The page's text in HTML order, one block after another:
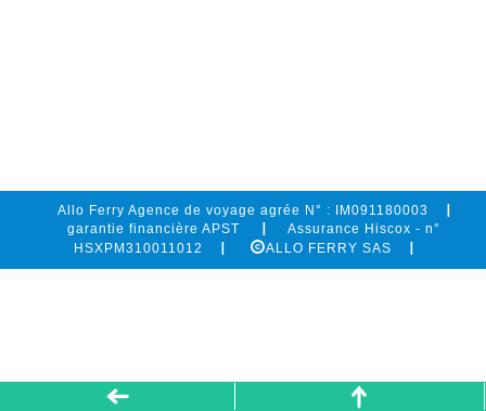
Allo Ferry Agence de voyage agrée N° : IM091180003
garantie financière APST
Assurance Hiscox - n°
HSXPM310011012
ALLO FERRY SAS